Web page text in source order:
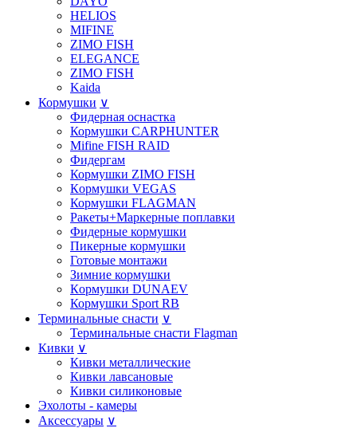
HELIOS
MIFINE
ZIMO FISH
ELEGANCE
ZIMO FISH
Kaida
Кормушки ∨
Фидерная оснастка
Кормушки CARPHUNTER
Mifine FISH RAID
Фидергам
Кормушки ZIMO FISH
Кoрмушки VEGAS
Кормушки FLAGMAN
Ракеты+Маркерные поплавки
Фидерные кормушки
Пикерные кормушки
Готовые монтажи
Зимние кормушки
Кoрмушки DUNAEV
Кормушки Sport RB
Терминальные снасти ∨
Терминальные снасти Flagman
Кивки ∨
Кивки металлические
Кивки лавсановые
Кивки силиконовые
Эхолоты - камеры
Аксессуары ∨